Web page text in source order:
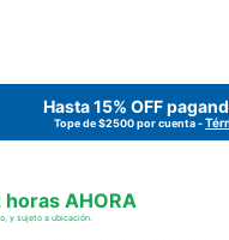
Hasta 15% OFF
Tope de $2500 por cuenta -
horas AHORA
y sujeto a ubicación.